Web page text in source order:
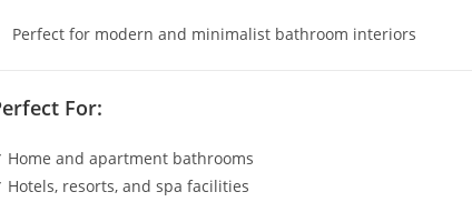
Perfect for modern and minimalist bathroom interiors
For:
Home and apartment bathrooms
Hotels, resorts, and spa facilities